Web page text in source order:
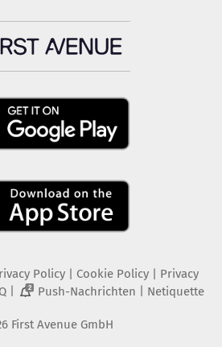
Policy| Cookie Policy| Privacy
| 2 Push-Nachrichten Netiquette
First Avenue GmbH